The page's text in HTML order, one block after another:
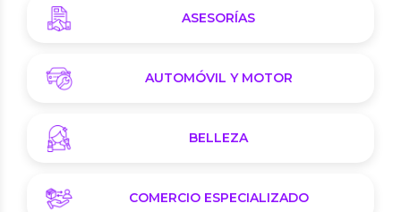
ASESORÍAS
AUTOMÓVIL Y MOTOR
BELLEZA
COMERCIO ESPECIALIZADO